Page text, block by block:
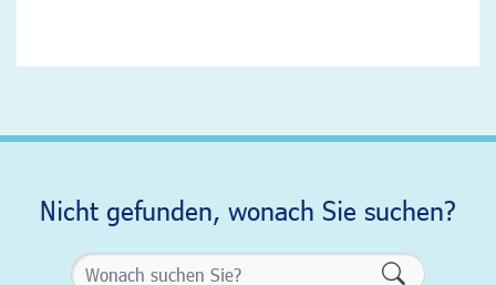
Nicht gefunden, wonach Sie suchen?